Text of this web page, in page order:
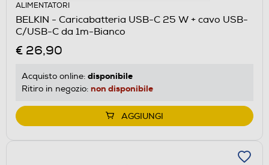
ALIMENTATORI
BELKIN - Caricabatteria USB-C 25 W + cavo USB-
C/USB-C da 1m-Bianco
€ 26,90
Acquisto online: disponibile
Ritiro in negozio: non disponibile
AGGIUNGI